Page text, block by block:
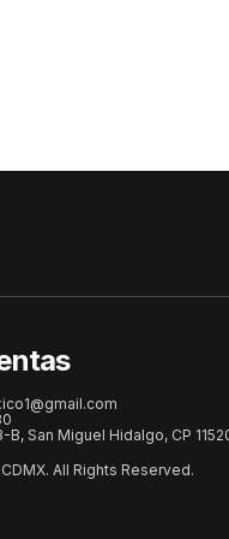
San Miguel Hidalgo, CP
All Rights Reserved.